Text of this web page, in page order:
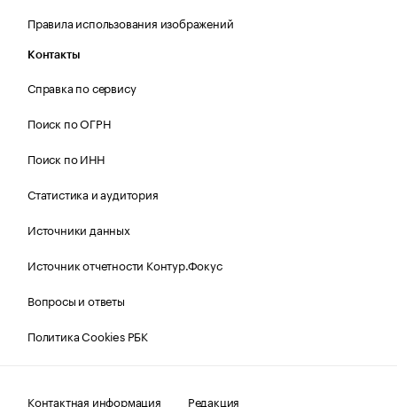
Правила использования изображений
Контакты
Справка по сервису
Поиск по ОГРН
Поиск по ИНН
Статистика и аудитория
Источники данных
Источник отчетности Контур.Фокус
Вопросы и ответы
Политика Cookies РБК
Контактная информация Редакция